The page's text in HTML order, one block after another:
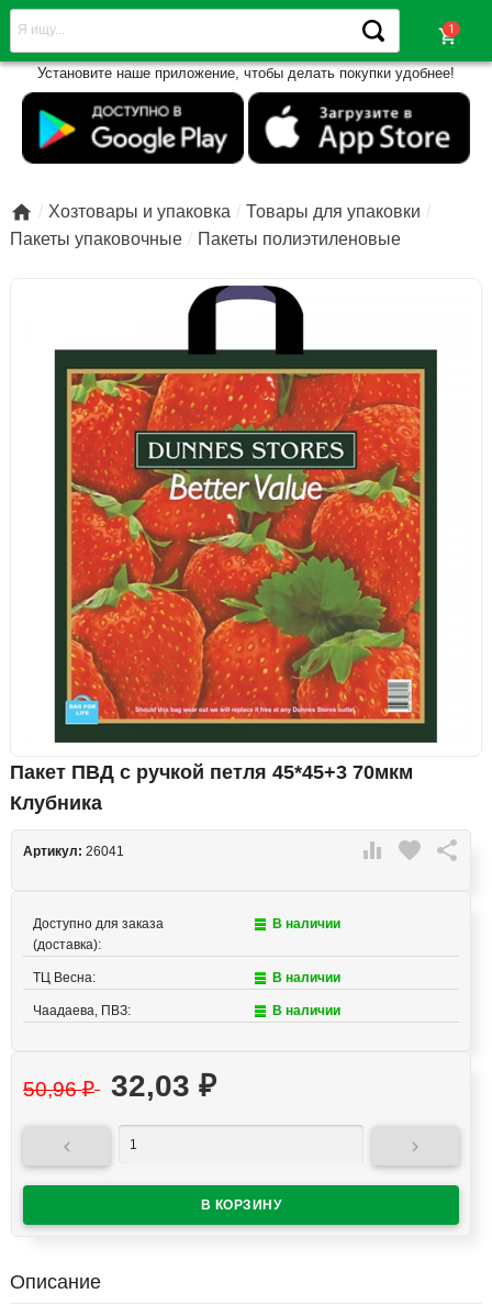
shopping_cart
Установите наше приложение, чтобы делать покупки удобнее!
 Хозтовары и упаковка
Товары для упаковки
Пакеты упаковочные
Пакеты полиэтиленовые
Пакет ПВД с ручкой петля 45*45+3 70мкм
Клубника
 favorite 
Артикул: 26041
Доступно для заказа
(доставка):
В наличии
ТЦ Весна: В наличии
Чаадаева, ПВЗ: В наличии
50,96₽ 32,03 ₽
 
Описание